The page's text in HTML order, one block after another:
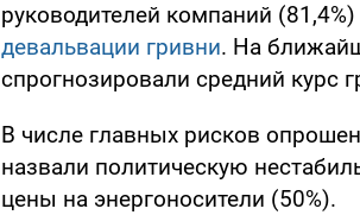
руководителей компаний
девальвации гривни. На
спрогнозировали средний курс
В числе главных рисков
назвали политическую
цены на энергоносители (50%).